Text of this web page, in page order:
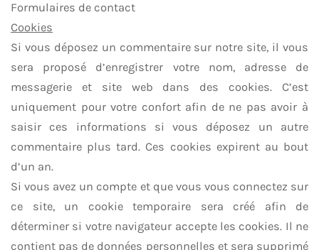
Formulaires de contact
Cookies
Si vous déposez un commentaire sur notre site, il vous
sera proposé d’enregistrer votre nom, adresse de
messagerie et site web dans des cookies. C’est
uniquement pour votre confort afin de ne pas avoir à
saisir ces informations si vous déposez un autre
commentaire plus tard. Ces cookies expirent au bout
d’un an.
Si vous avez un compte et que vous vous connectez sur
ce site, un cookie temporaire sera créé afin de
déterminer si votre navigateur accepte les cookies. Il ne
contient pas de données personnelles et sera supprimé